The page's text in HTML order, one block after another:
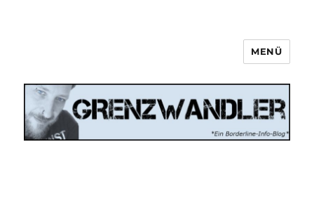
MENÜ